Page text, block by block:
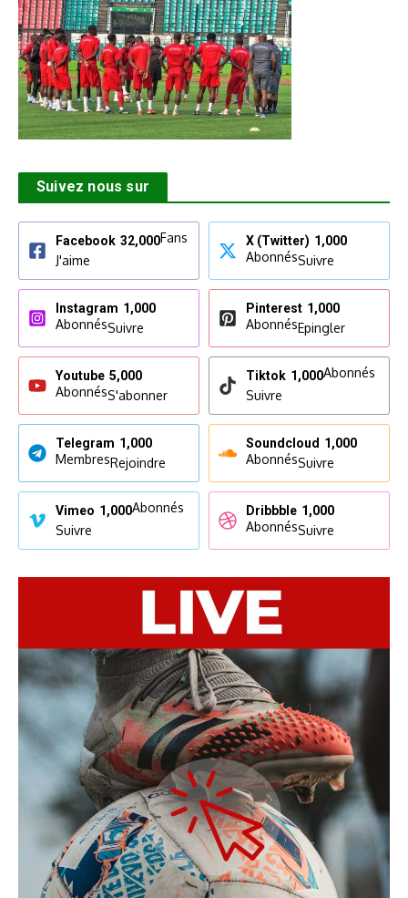
Suivez nous sur
Facebook 32,000Fans
J'aime
X (Twitter) 1,000
AbonnésSuivre
Instagram 1,000
AbonnésSuivre
Pinterest 1,000
AbonnésEpingler
Youtube 5,000
AbonnésS'abonner
Tiktok 1,000Abonnés
Suivre
Telegram 1,000
MembresRejoindre
Soundcloud 1,000
AbonnésSuivre
Vimeo 1,000Abonnés
Suivre
Dribbble 1,000
AbonnésSuivre